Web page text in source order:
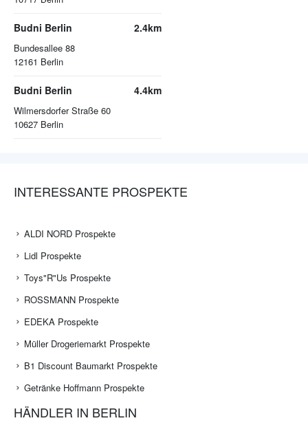
Budni Berlin
Bundesallee 88
12161 Berlin
2.4km
Budni Berlin
Wilmersdorfer Straße 60
10627 Berlin
4.4km
INTERESSANTE PROSPEKTE
ALDI NORD Prospekte
Lidl Prospekte
Toys"R"Us Prospekte
ROSSMANN Prospekte
EDEKA Prospekte
Müller Drogeriemarkt Prospekte
B1 Discount Baumarkt Prospekte
Getränke Hoffmann Prospekte
HÄNDLER IN BERLIN